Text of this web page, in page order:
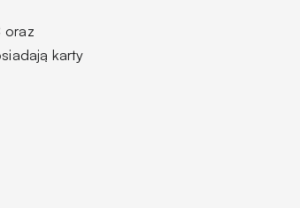
oraz
karty